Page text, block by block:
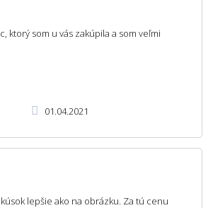
ktorý som u vás zakúpila a som veľmi
01.04.2021
lepšie ako na obrázku. Za tú cenu